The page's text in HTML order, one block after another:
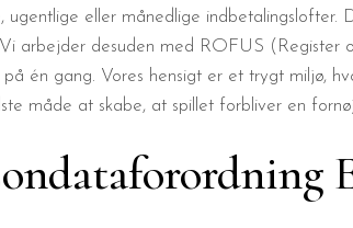
eller månedlige
arbejder desuden med ROFUS (Register
én gang. Vores hensigt er et trygt miljø,
måde at skabe, at spillet forbliver en